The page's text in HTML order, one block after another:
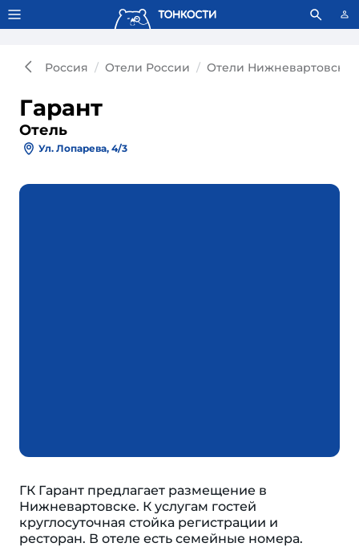
Тонкости используют сookie-файлы. Что это значит?
Россия Отели России Отели Нижневартовска
Гарант
Отель
Ул. Лопарева, 4/3
ГК Гарант предлагает размещение в
Нижневартовске. К услугам гостей
круглосуточная стойка регистрации и
ресторан. В отеле есть семейные номера.